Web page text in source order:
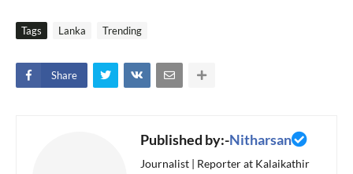
Tags Lanka Trending
Share
Published by:-Nitharsan
Journalist | Reporter at Kalaikathir